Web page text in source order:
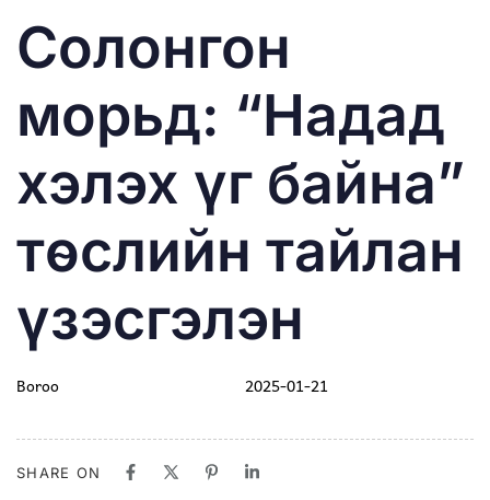
IN:
Солонгон
морьд: “Надад
хэлэх үг байна”
төслийн тайлан
үзэсгэлэн
Boroo
on:
2025-01-21
SHARE ON